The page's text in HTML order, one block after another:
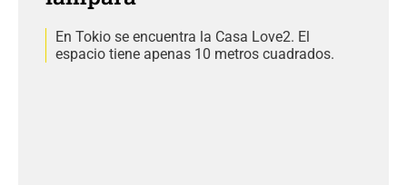
En Tokio se encuentra la Casa Love2. El
espacio tiene apenas 10 metros cuadrados.